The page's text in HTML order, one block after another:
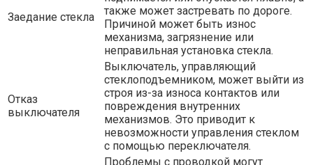
Заедание стекла
также может застревать по дороге.
Причиной может быть износ
механизма, загрязнение или
неправильная установка стекла.
Отказ
выключателя
Выключатель, управляющий
стеклоподъемником, может выйти из
строя из-за износа контактов или
повреждения внутренних
механизмов. Это приводит к
невозможности управления стеклом
с помощью переключателя.
Проблемы с проводкой могут